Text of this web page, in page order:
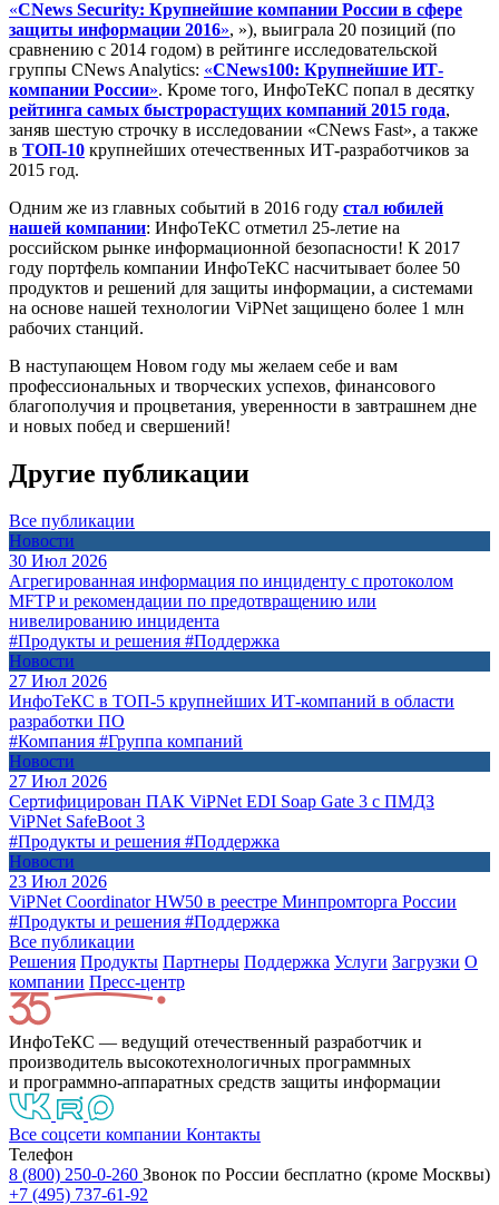
«CNews Security: Крупнейшие компании России в сфере
защиты информации 2016», »), выиграла 20 позиций (по
сравнению с 2014 годом) в рейтинге исследовательской
группы CNews Analytics: «CNews100: Крупнейшие ИТ-
компании России». Кроме того, ИнфоТеКС попал в десятку
рейтинга самых быстрорастущих компаний 2015 года,
заняв шестую строчку в исследовании «CNews Fast», а также
в ТОП-10 крупнейших отечественных ИТ-разработчиков за
2015 год.
Одним же из главных событий в 2016 году стал юбилей
нашей компании: ИнфоТеКС отметил 25-летие на
российском рынке информационной безопасности! К 2017
году портфель компании ИнфоТеКС насчитывает более 50
продуктов и решений для защиты информации, а системами
на основе нашей технологии ViPNet защищено более 1 млн
рабочих станций.
В наступающем Новом году мы желаем себе и вам
профессиональных и творческих успехов, финансового
благополучия и процветания, уверенности в завтрашнем дне
и новых побед и свершений!
Другие публикации
Все публикации
Новости
30 Июл 2026
Агрегированная информация по инциденту с протоколом
MFTP и рекомендации по предотвращению или
нивелированию инцидента
#Продукты и решения #Поддержка
Новости
27 Июл 2026
ИнфоТеКС в ТОП-5 крупнейших ИТ-компаний в области
разработки ПО
#Компания #Группа компаний
Новости
27 Июл 2026
Сертифицирован ПАК ViPNet EDI Soap Gate 3 с ПМДЗ
ViPNet SafeBoot 3
#Продукты и решения #Поддержка
Новости
23 Июл 2026
ViPNet Coordinator HW50 в реестре Минпромторга России
#Продукты и решения #Поддержка
Все публикации
Решения Продукты Партнeры Поддержка Услуги Загрузки О
компании Пресс-центр
ИнфоТеКС — ведущий отечественный разработчик и
производитель высокотехнологичных программных
и программно-аппаратных средств защиты информации
Все соцсети компании Контакты
Телефон
8 (800) 250-0-260 Звонок по России бесплатно (кроме Москвы)
+7 (495) 737-61-92